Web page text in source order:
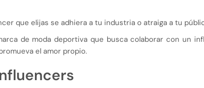
que elijas se adhiera a tu industria o atraiga a tu
de moda deportiva que busca colaborar con un
el amor propio.